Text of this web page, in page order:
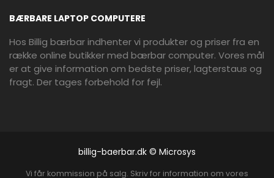
BÆRBARE LAPTOP COMPUTERE
Hos Billig bærbar indhenter vi produkter og priser fra en
række online butikker med bærbar computer. Vores mål
er at give information om bedste priser, lagterstaus og
fragt. Der tages forbehold for fejl.
billig-baerbar.dk © Microsys
Vi får kommission på salg. Skriv for information om vores